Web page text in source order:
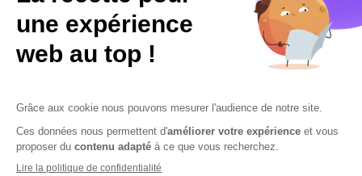
Découvrez Rupture by Cobham
Contactez-nous Mentions légales
Plan du site
Sécurisation des données
Conditions Générales de Vente et d’Utilisation